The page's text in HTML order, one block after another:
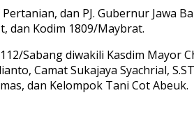
dan PJ. Gubernur Jawa
dan Kodim 1809/Maybrat.
Sabang diwakili Kasdim Mayor
Camat Sukajaya Syachrial,
dan Kelompok Tani Cot Abeuk.